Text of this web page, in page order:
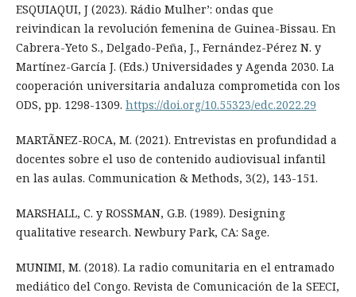
ESQUIAQUI, J (2023). Rádio Mulher’: ondas que
reivindican la revolución femenina de Guinea-Bissau. En
Cabrera-Yeto S., Delgado-Peña, J., Fernández-Pérez N. y
Martínez-García J. (Eds.) Universidades y Agenda 2030. La
cooperación universitaria andaluza comprometida con los
ODS, pp. 1298-1309. https://doi.org/10.55323/edc.2022.29
MARTÃNEZ-ROCA, M. (2021). Entrevistas en profundidad a
docentes sobre el uso de contenido audiovisual infantil
en las aulas. Communication & Methods, 3(2), 143-151.
MARSHALL, C. y ROSSMAN, G.B. (1989). Designing
qualitative research. Newbury Park, CA: Sage.
MUNIMI, M. (2018). La radio comunitaria en el entramado
mediático del Congo. Revista de Comunicación de la SEECI,